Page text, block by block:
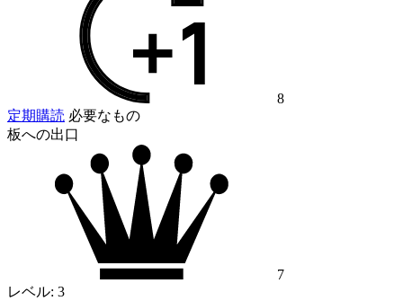
8
定期購読 必要なもの
板への出口
7
レベル: 3